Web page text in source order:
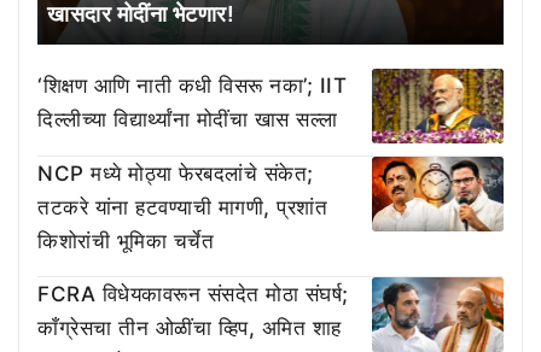
खासदार मोदींना भेटणार!
‘शिक्षण आणि नाती कधी विसरू नका’; IIT
दिल्लीच्या विद्यार्थ्यांना मोदींचा खास सल्ला
NCP मध्ये मोठ्या फेरबदलांचे संकेत;
तटकरे यांना हटवण्याची मागणी, प्रशांत
किशोरांची भूमिका चर्चेत
FCRA विधेयकावरून संसदेत मोठा संघर्ष;
काँग्रेसचा तीन ओळींचा व्हिप, अमित शाह